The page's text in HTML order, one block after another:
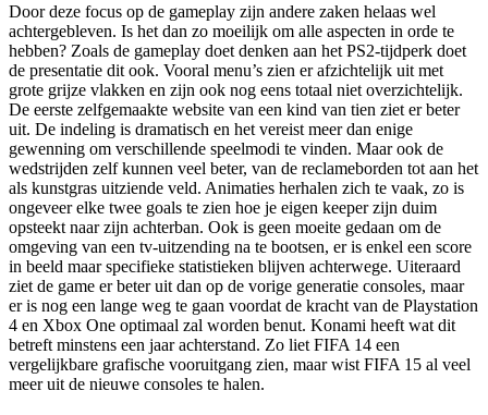
Door deze focus op de gameplay zijn andere zaken helaas wel
achtergebleven. Is het dan zo moeilijk om alle aspecten in orde te
hebben? Zoals de gameplay doet denken aan het PS2-tijdperk doet
de presentatie dit ook. Vooral menu’s zien er afzichtelijk uit met
grote grijze vlakken en zijn ook nog eens totaal niet overzichtelijk.
De eerste zelfgemaakte website van een kind van tien ziet er beter
uit. De indeling is dramatisch en het vereist meer dan enige
gewenning om verschillende speelmodi te vinden. Maar ook de
wedstrijden zelf kunnen veel beter, van de reclameborden tot aan het
als kunstgras uitziende veld. Animaties herhalen zich te vaak, zo is
ongeveer elke twee goals te zien hoe je eigen keeper zijn duim
opsteekt naar zijn achterban. Ook is geen moeite gedaan om de
omgeving van een tv-uitzending na te bootsen, er is enkel een score
in beeld maar specifieke statistieken blijven achterwege. Uiteraard
ziet de game er beter uit dan op de vorige generatie consoles, maar
er is nog een lange weg te gaan voordat de kracht van de Playstation
4 en Xbox One optimaal zal worden benut. Konami heeft wat dit
betreft minstens een jaar achterstand. Zo liet FIFA 14 een
vergelijkbare grafische vooruitgang zien, maar wist FIFA 15 al veel
meer uit de nieuwe consoles te halen.